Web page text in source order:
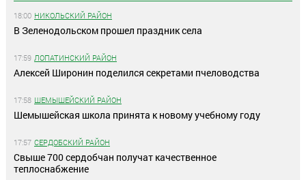
18:00 НИКОЛЬСКИЙ РАЙОН
В Зеленодольском прошел праздник села
17:59 ЛОПАТИНСКИЙ РАЙОН
Алексей Широнин поделился секретами пчеловодства
17:58 ШЕМЫШЕЙСКИЙ РАЙОН
Шемышейская школа принята к новому учебному году
17:57 СЕРДОБСКИЙ РАЙОН
Свыше 700 сердобчан получат качественное
теплоснабжение